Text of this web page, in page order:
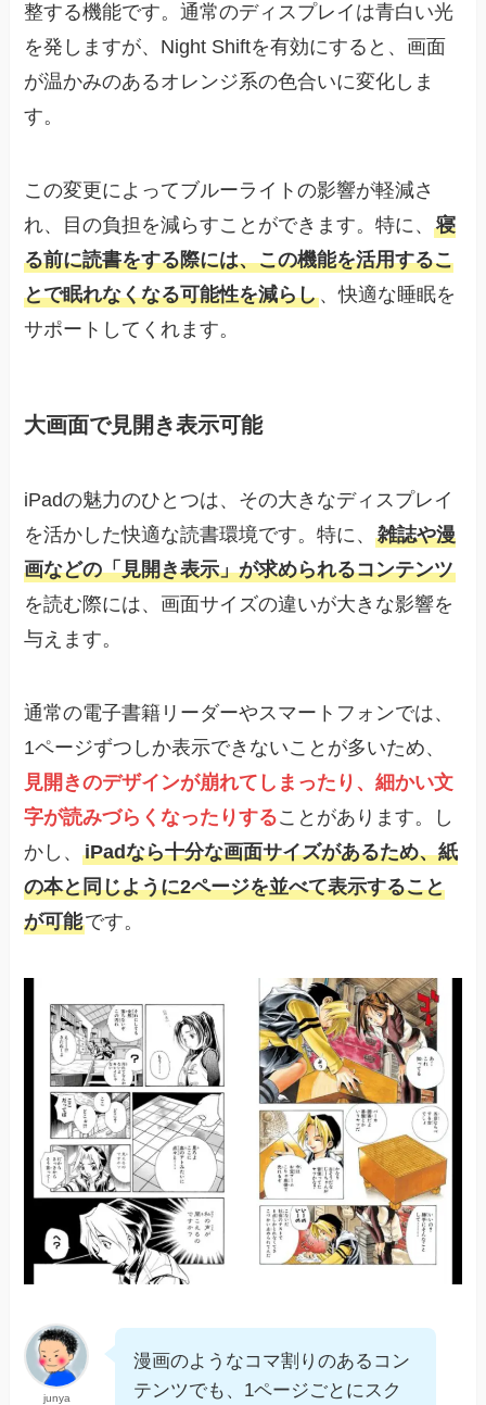
整する機能です。通常のディスプレイは青白い光
を発しますが、Night Shiftを有効にすると、画面
が温かみのあるオレンジ系の色合いに変化しま
す。
この変更によってブルーライトの影響が軽減さ
れ、目の負担を減らすことができます。特に、寝
る前に読書をする際には、この機能を活用するこ
とで眠れなくなる可能性を減らし、快適な睡眠を
サポートしてくれます。
大画面で見開き表示可能
iPadの魅力のひとつは、その大きなディスプレイ
を活かした快適な読書環境です。特に、雑誌や漫
画などの「見開き表示」が求められるコンテンツ
を読む際には、画面サイズの違いが大きな影響を
与えます。
通常の電子書籍リーダーやスマートフォンでは、
1ページずつしか表示できないことが多いため、
見開きのデザインが崩れてしまったり、細かい文
字が読みづらくなったりすることがあります。し
かし、iPadなら十分な画面サイズがあるため、紙
の本と同じように2ページを並べて表示すること
が可能です。
junya
漫画のようなコマ割りのあるコン
テンツでも、1ページごとにスク